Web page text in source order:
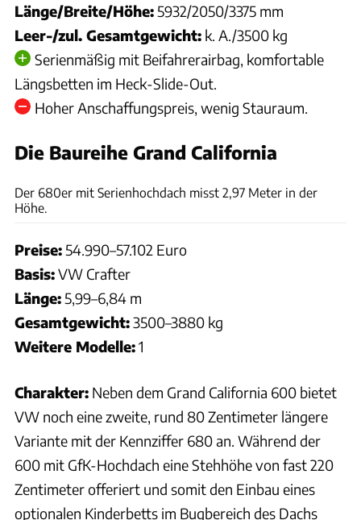
Länge/Breite/Höhe:5932/2050/3375 mm
Leer-/zul. Gesamtgewicht: k. A./3500 kg
Serienmäßig mit Beifahrerairbag, komfortable
Längsbetten im Heck-Slide-Out.
Hoher Anschaffungspreis, wenig Stauraum.
Die Baureihe Grand California
Der 680er mit Serienhochdach misst 2,97 Meter in der
Höhe.
Preise:54.990–57.102 Euro
Basis:VW Crafter
Länge:5,99–6,84 m
Gesamtgewicht:3500–3880 kg
Weitere Modelle:1
Charakter: Neben dem Grand California 600 bietet
VW noch eine zweite, rund 80 Zentimeter längere
Variante mit der Kennziffer 680 an. Während der
600 mit GfK-Hochdach eine Stehhöhe von fast 220
Zentimeter offeriert und somit den Einbau eines
optionalen Kinderbetts im Bugbereich des Dachs